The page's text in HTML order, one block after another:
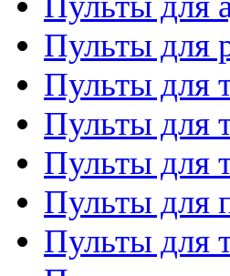
Пульты для
Пульты для
Пульты для
Пульты для
Пульты для
Пульты для